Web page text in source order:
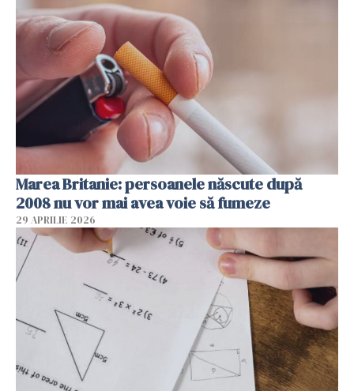
Marea Britanie: persoanele născute după
2008 nu vor mai avea voie să fumeze
29 APRILIE 2026